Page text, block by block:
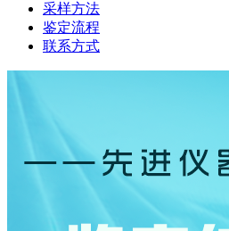
采样方法
鉴定流程
联系方式